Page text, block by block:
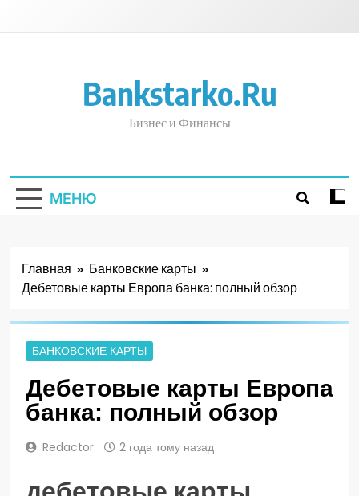
Bankstarko.ru
Бизнес и Финансы
МЕНЮ
Главная
Банковские карты
Дебетовые карты Европа банка: полный обзор
БАНКОВСКИЕ КАРТЫ
Дебетовые карты Европа
банка: полный обзор
Redactor 2 года тому назад